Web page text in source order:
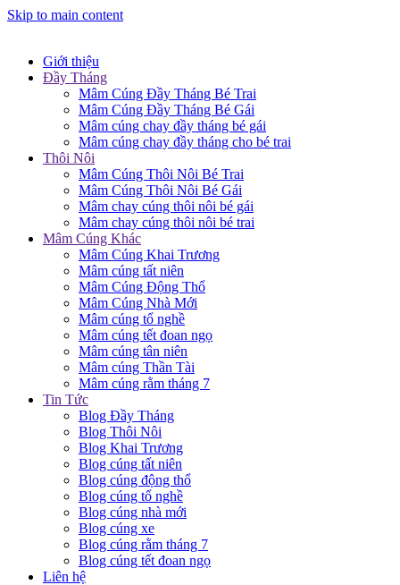
Skip to main content
Giới thiệu
Đầy Tháng
Mâm Cúng Đầy Tháng Bé Trai
Mâm Cúng Đầy Tháng Bé Gái
Mâm cúng chay đầy tháng bé gái
Mâm cúng chay đầy tháng cho bé trai
Thôi Nôi
Mâm Cúng Thôi Nôi Bé Trai
Mâm Cúng Thôi Nôi Bé Gái
Mâm chay cúng thôi nôi bé gái
Mâm chay cúng thôi nôi bé trai
Mâm Cúng Khác
Mâm Cúng Khai Trương
Mâm cúng tất niên
Mâm Cúng Động Thổ
Mâm Cúng Nhà Mới
Mâm cúng tổ nghề
Mâm cúng tết đoan ngọ
Mâm cúng tân niên
Mâm cúng Thần Tài
Mâm cúng rằm tháng 7
Tin Tức
Blog Đầy Tháng
Blog Thôi Nôi
Blog Khai Trương
Blog cúng tất niên
Blog cúng động thổ
Blog cúng tổ nghề
Blog cúng nhà mới
Blog cúng xe
Blog cúng rằm tháng 7
Blog cúng tết đoan ngọ
Liên hệ